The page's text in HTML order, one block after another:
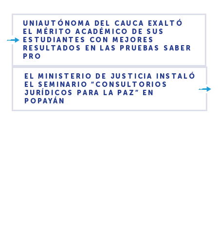
UNIAUTÓNOMA DEL CAUCA EXALTÓ
EL MÉRITO ACADÉMICO DE SUS
ESTUDIANTES CON MEJORES
RESULTADOS EN LAS PRUEBAS SABER
PRO
EL MINISTERIO DE JUSTICIA INSTALÓ
EL SEMINARIO “CONSULTORIOS
JURÍDICOS PARA LA PAZ” EN
POPAYÁN